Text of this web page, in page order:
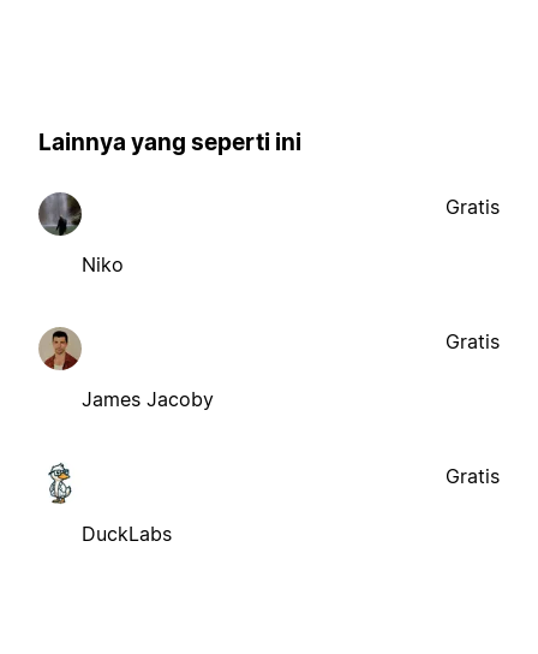
Lainnya yang seperti ini
Niko
Gratis
James Jacoby
Gratis
DuckLabs
Gratis